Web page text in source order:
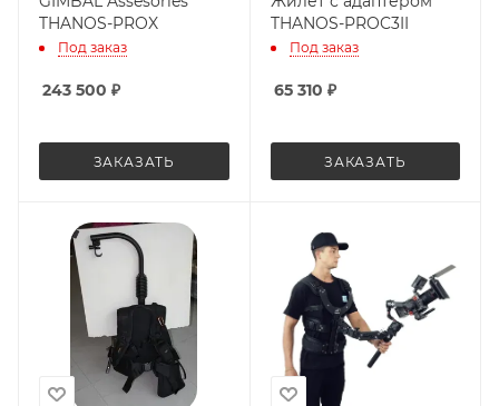
THANOS-PROX
Под заказ
243 500 ₽
ЗАКАЗАТЬ
THANOS-PROC3II
Под заказ
65 310 ₽
ЗАКАЗАТЬ